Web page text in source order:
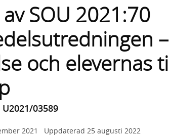
SOU 2021:70
och elevernas
03589
2021 Uppdaterad 25 augusti 2022